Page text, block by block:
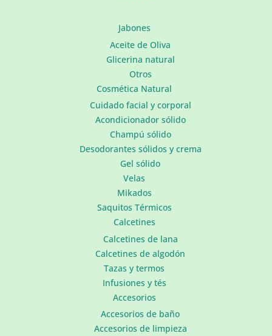
Jabones
Aceite de Oliva
Glicerina natural
Otros
Cosmética Natural
Cuidado facial y corporal
Acondicionador sólido
Champú sólido
Desodorantes sólidos y crema
Gel sólido
Velas
Mikados
Saquitos Térmicos
Calcetines
Calcetines de lana
Calcetines de algodón
Tazas y termos
Infusiones y tés
Accesorios
Accesorios de baño
Accesorios de limpieza